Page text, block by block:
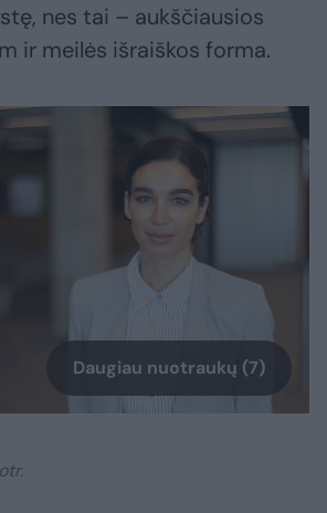
nes tai – aukščiausios
ir meilės išraiškos forma.
Daugiau nuotraukų (7)